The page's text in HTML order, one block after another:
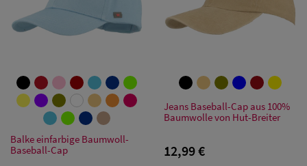
Damen UV-
Schutz Caps
Bandana Caps
Damen
Sonnenschilder
& Visoren
Balke einfarbige Baumwoll-
Baseball-Cap
Jeans Baseball-Cap aus 100%
Baumwolle von Hut-Breiter
12,99 €